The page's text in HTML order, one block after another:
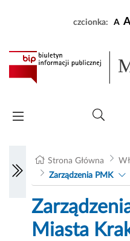
czcionka: A
Strona Główna
Zarządzenia PMK
Miasta